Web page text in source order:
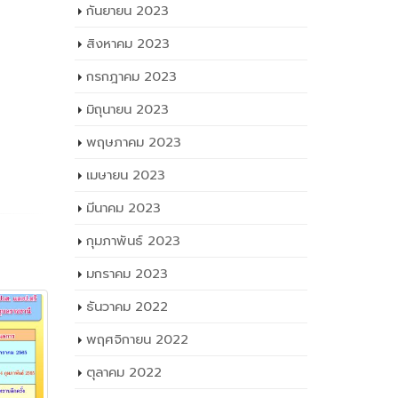
กันยายน 2023
สิงหาคม 2023
กรกฎาคม 2023
มิถุนายน 2023
พฤษภาคม 2023
เมษายน 2023
มีนาคม 2023
กุมภาพันธ์ 2023
มกราคม 2023
ธันวาคม 2022
พฤศจิกายน 2022
ตุลาคม 2022